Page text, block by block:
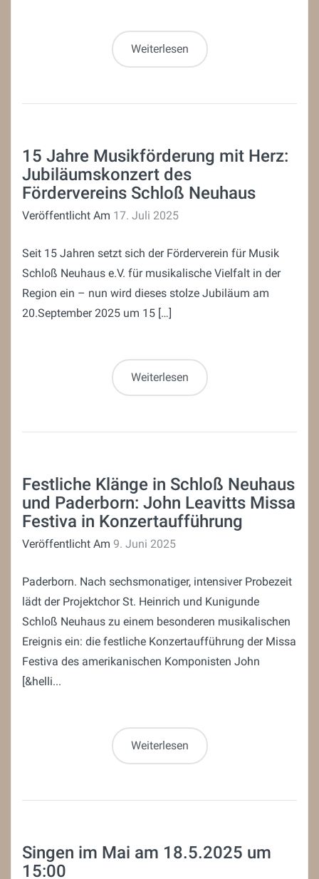
Weiterlesen
15 Jahre Musikförderung mit Herz:
Jubiläumskonzert des
Fördervereins Schloß Neuhaus
Veröffentlicht Am 17. Juli 2025
Seit 15 Jahren setzt sich der Förderverein für Musik
Schloß Neuhaus e.V. für musikalische Vielfalt in der
Region ein – nun wird dieses stolze Jubiläum am
20.September 2025 um 15 […]
Weiterlesen
Festliche Klänge in Schloß Neuhaus
und Paderborn: John Leavitts Missa
Festiva in Konzertaufführung
Veröffentlicht Am 9. Juni 2025
Paderborn. Nach sechsmonatiger, intensiver Probezeit
lädt der Projektchor St. Heinrich und Kunigunde
Schloß Neuhaus zu einem besonderen musikalischen
Ereignis ein: die festliche Konzertaufführung der Missa
Festiva des amerikanischen Komponisten John
[&helli...
Weiterlesen
Singen im Mai am 18.5.2025 um
15:00